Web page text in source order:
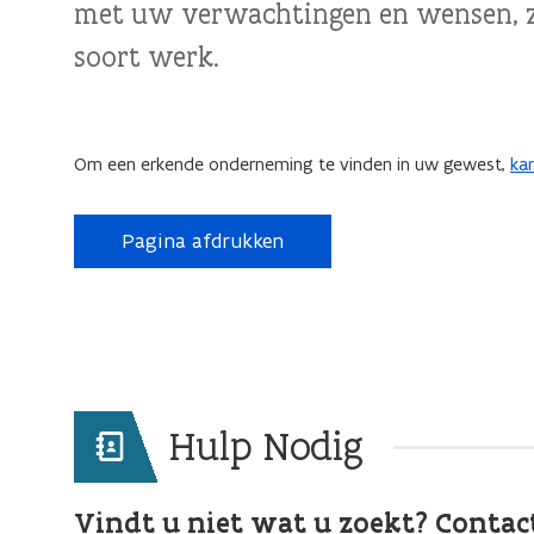
met uw verwachtingen en wensen,
soort werk.
Om een erkende onderneming te vinden in uw gewest,
Pagina afdrukken
Hulp Nodig
Vindt u niet wat u zoekt?